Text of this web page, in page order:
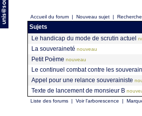
Accueil du forum | Nouveau sujet |
Sujets
Le handicap du mode de scrutin actuel
La souveraineté nouveau
Petit Poème nouveau
Le continuel combat contre les
Appel pour une relance souverainiste
Texte de lancement de monsieur B
Liste des forums | Voir l'arborescence |